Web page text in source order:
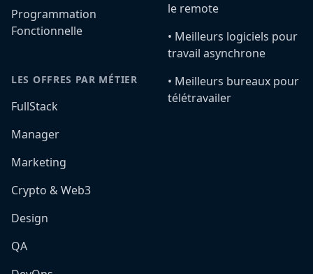
Programmation
Fonctionnelle
LES OFFRES PAR MÉTIER
FullStack
Manager
Marketing
Crypto & Web3
Design
QA
le remote
•️ Meilleurs logiciels pour
travail asynchrone
•️ Meilleurs bureaux pour
télétravailer